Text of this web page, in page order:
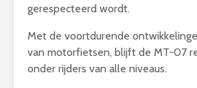
gerespecteerd wordt.
Met de voortdurende
van motorfietsen, blijft de MT-07
onder rijders van alle niveaus.